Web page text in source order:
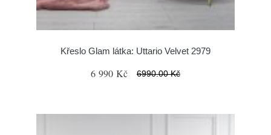
Křeslo Glam látka: Uttario Velvet 2979
6 990 Kč 6990.00 Kč